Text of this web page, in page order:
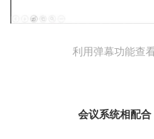
利用弹幕功能查
会议系统相配